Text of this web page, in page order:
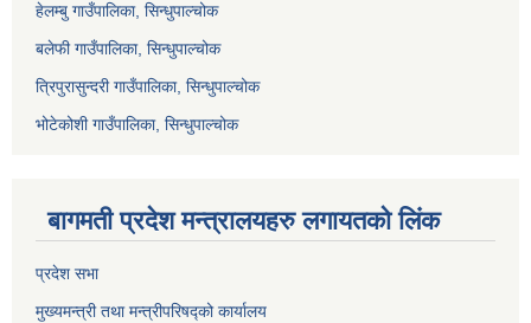
हेलम्बु गाउँपालिका, सिन्धुपाल्चोक
बलेफी गाउँपालिका, सिन्धुपाल्चोक
त्रिपुरासुन्दरी गाउँपालिका, सिन्धुपाल्चोक
भोटेकोशी गाउँपालिका, सिन्धुपाल्चोक
बागमती प्रदेश मन्त्रालयहरु लगायतको लिंक
प्रदेश सभा
मुख्यमन्त्री तथा मन्त्रीपरिषद्को कार्यालय